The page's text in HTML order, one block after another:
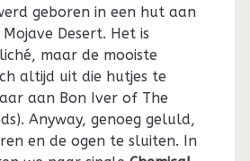
geboren in een hut aan
Desert. Het is
maar de mooiste
altijd uit die hutjes te
aan Bon Iver of The
Anyway, genoeg geluld,
en de ogen te sluiten. In